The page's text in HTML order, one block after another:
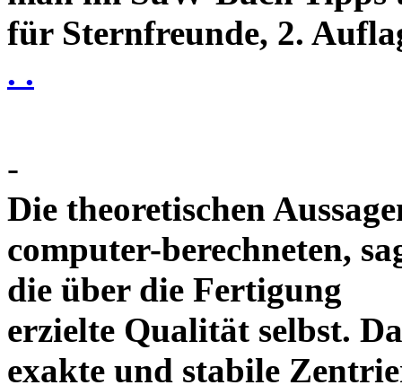
für Sternfreunde, 2.
. .
-
Die theoretischen
computer-berechneten,
die über die Fertigung
erzielte Qualität selbst.
exakte und stabile